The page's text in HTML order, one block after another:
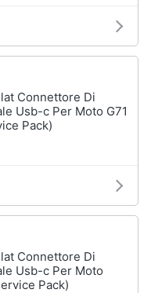
Connettore Di
Usb-c Per Moto G71
Pack)
Connettore Di
Usb-c Per Moto
Pack)